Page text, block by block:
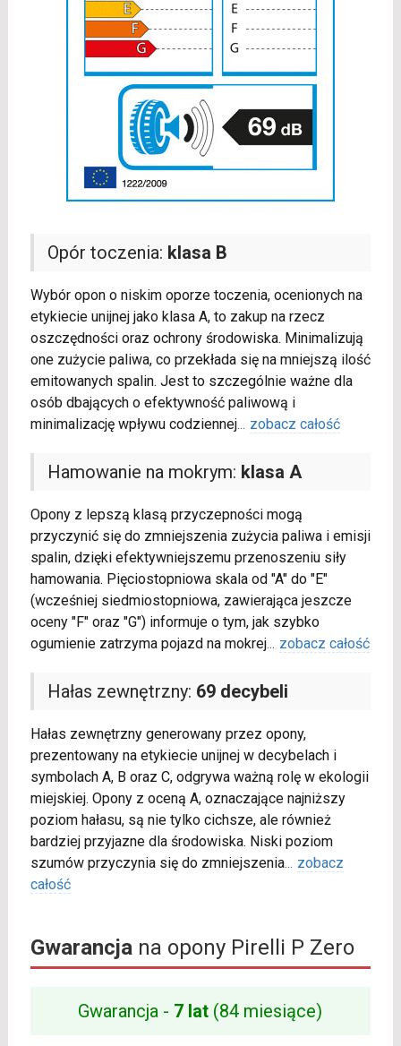
Opór toczenia: klasa B
Wybór opon o niskim oporze toczenia, ocenionych na
etykiecie unijnej jako klasa A, to zakup na rzecz
oszczędności oraz ochrony środowiska. Minimalizują
one zużycie paliwa, co przekłada się na mniejszą ilość
emitowanych spalin. Jest to szczególnie ważne dla
osób dbających o efektywność paliwową i
minimalizację wpływu codziennej... zobacz całość
Hamowanie na mokrym: klasa A
Opony z lepszą klasą przyczepności mogą
przyczynić się do zmniejszenia zużycia paliwa i emisji
spalin, dzięki efektywniejszemu przenoszeniu siły
hamowania. Pięciostopniowa skala od "A" do "E"
(wcześniej siedmiostopniowa, zawierająca jeszcze
oceny "F" oraz "G") informuje o tym, jak szybko
ogumienie zatrzyma pojazd na mokrej... zobacz całość
Hałas zewnętrzny: 69 decybeli
Hałas zewnętrzny generowany przez opony,
prezentowany na etykiecie unijnej w decybelach i
symbolach A, B oraz C, odgrywa ważną rolę w ekologii
miejskiej. Opony z oceną A, oznaczające najniższy
poziom hałasu, są nie tylko cichsze, ale również
bardziej przyjazne dla środowiska. Niski poziom
szumów przyczynia się do zmniejszenia... zobacz
całość
Gwarancjana opony Pirelli P Zero
Gwarancja - 7 lat (84 miesiące)